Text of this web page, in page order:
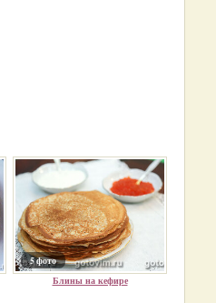
5 фото
Блины на кефире